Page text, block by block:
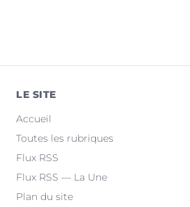
la-Grave
LE SITE
Accueil
Toutes les rubriques
Flux RSS
Flux RSS — La Une
Plan du site